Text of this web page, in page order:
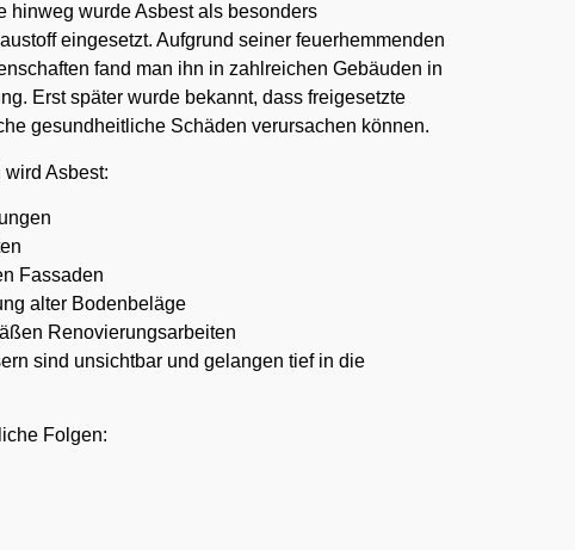
hinweg wurde Asbest als besonders
eingesetzt. Aufgrund seiner feuerhemmenden
fand man ihn in zahlreichen Gebäuden in
Erst später wurde bekannt, dass freigesetzte
gesundheitliche Schäden verursachen können.
Asbest:
Fassaden
alter Bodenbeläge
Renovierungsarbeiten
sind unsichtbar und gelangen tief in die
Folgen: